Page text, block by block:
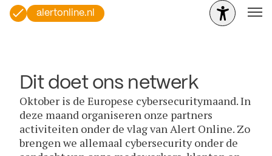
alertonline.nl
Dit doet ons netwerk
Oktober is de Europese cybersecuritymaand. In
deze maand organiseren onze partners
activiteiten onder de vlag van Alert Online. Zo
brengen we allemaal cybersecurity onder de